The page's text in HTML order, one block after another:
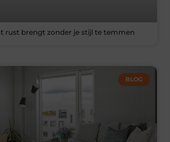
rust brengt zonder je stijl te temmen
BLOG